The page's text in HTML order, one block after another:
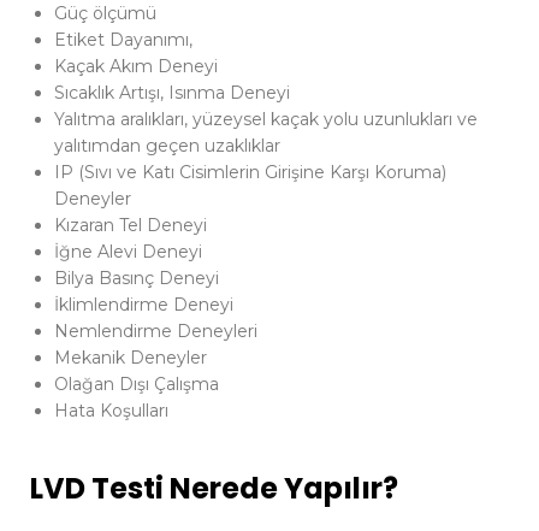
Güç ölçümü
Etiket Dayanımı,
Kaçak Akım Deneyi
Sıcaklık Artışı, Isınma Deneyi
Yalıtma aralıkları, yüzeysel kaçak yolu uzunlukları ve
yalıtımdan geçen uzaklıklar
IP (Sıvı ve Katı Cisimlerin Girişine Karşı Koruma)
Deneyler
Kızaran Tel Deneyi
İğne Alevi Deneyi
Bilya Basınç Deneyi
İklimlendirme Deneyi
Nemlendirme Deneyleri
Mekanik Deneyler
Olağan Dışı Çalışma
Hata Koşulları
LVD Testi Nerede Yapılır?